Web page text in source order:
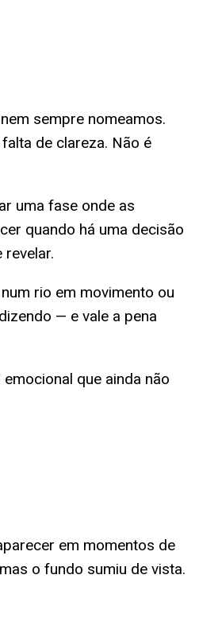
sempre nomeamos.
de clareza. Não é
uma fase onde as
quando há uma decisão
rio em movimento ou
— e vale a pena
que ainda não
em momentos de
o fundo sumiu de vista.